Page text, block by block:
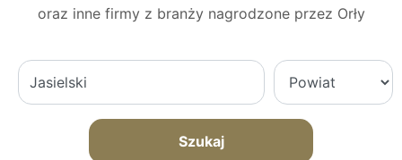
oraz inne firmy z branży nagrodzone przez Orły
Szukaj